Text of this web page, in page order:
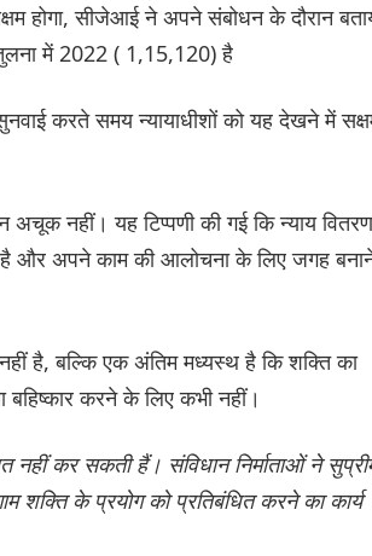
होगा, सीजेआई ने अपने संबोधन के दौरान
में 2022 ( 1,15,120) है
करते समय न्यायाधीशों को यह देखने में
नहीं। यह टिप्पणी की गई कि न्याय वितरण
है और अपने काम की आलोचना के लिए जगह
है, बल्कि एक अंतिम मध्यस्थ है कि शक्ति का
करने के लिए कभी नहीं।
कर सकती हैं। संविधान निर्माताओं ने
शक्ति के प्रयोग को प्रतिबंधित करने का कार्य